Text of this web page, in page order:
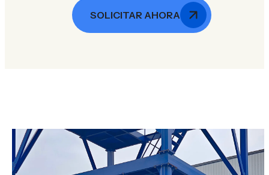
SOLICITAR AHORA